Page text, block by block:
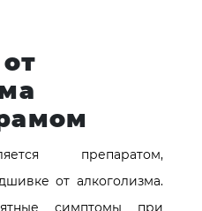
препаратом,
от алкоголизма.
симптомы при